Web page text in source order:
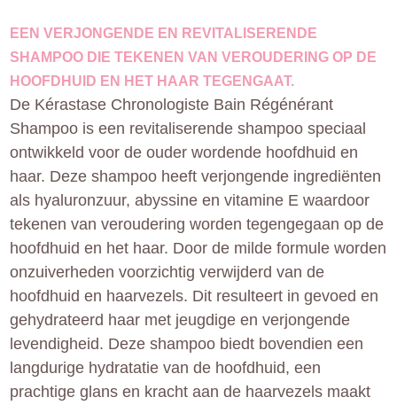
EEN VERJONGENDE EN REVITALISERENDE
SHAMPOO DIE TEKENEN VAN VEROUDERING OP DE
HOOFDHUID EN HET HAAR TEGENGAAT.
De Kérastase Chronologiste Bain Régénérant
Shampoo is een revitaliserende shampoo speciaal
ontwikkeld voor de ouder wordende hoofdhuid en
haar. Deze shampoo heeft verjongende ingrediënten
als hyaluronzuur, abyssine en vitamine E waardoor
tekenen van veroudering worden tegengegaan op de
hoofdhuid en het haar. Door de milde formule worden
onzuiverheden voorzichtig verwijderd van de
hoofdhuid en haarvezels. Dit resulteert in gevoed en
gehydrateerd haar met jeugdige en verjongende
levendigheid. Deze shampoo biedt bovendien een
langdurige hydratatie van de hoofdhuid, een
prachtige glans en kracht aan de haarvezels maakt